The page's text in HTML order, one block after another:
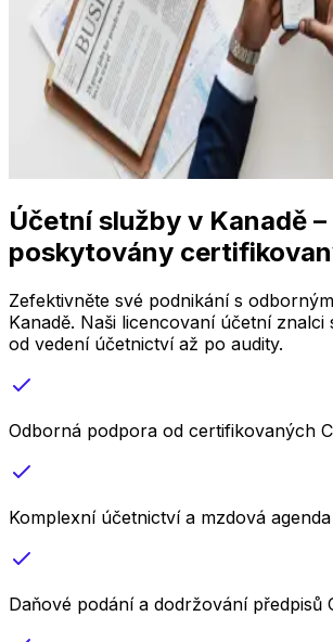
Účetní služby v Kanadě –
poskytovány
Zefektivněte své podnikání s
Kanadě. Naši licencovaní účetní znalci
od vedení účetnictví až po audity.
Odborná podpora od certifikovaných
Komplexní účetnictví a mzdová agenda
Daňové podání a dodržování předpisů